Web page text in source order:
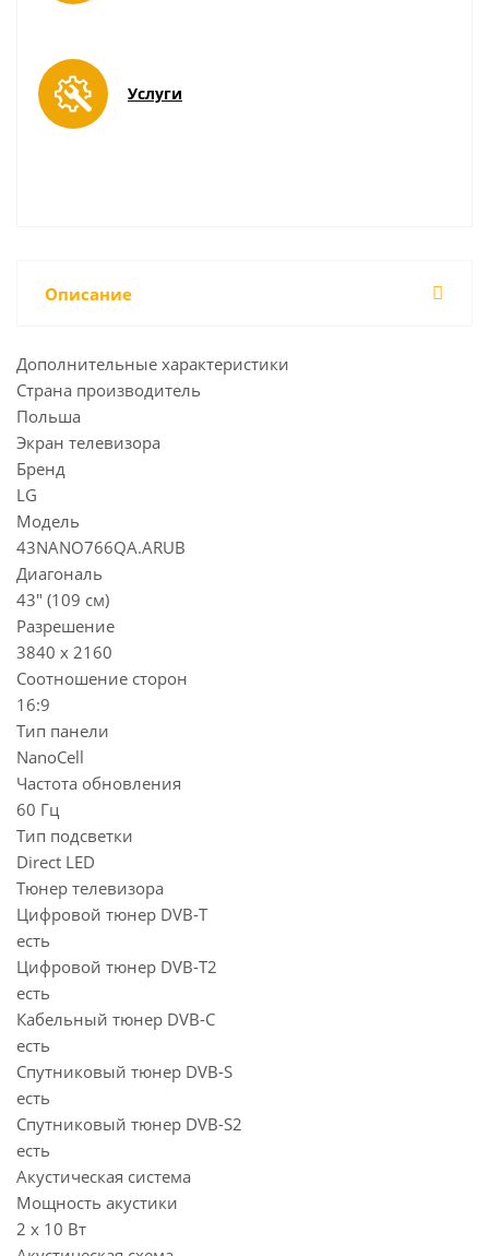
Услуги
Описание
Дополнительные характеристики
Страна производитель
Польша
Экран телевизора
Бренд
LG
Модель
43NANO766QA.ARUB
Диагональ
43" (109 см)
Разрешение
3840 x 2160
Соотношение сторон
16:9
Тип панели
NanoCell
Частота обновления
60 Гц
Тип подсветки
Direct LED
Тюнер телевизора
Цифровой тюнер DVB-T
есть
Цифровой тюнер DVB-T2
есть
Кабельный тюнер DVB-C
есть
Спутниковый тюнер DVB-S
есть
Спутниковый тюнер DVB-S2
есть
Акустическая система
Мощность акустики
2 x 10 Вт